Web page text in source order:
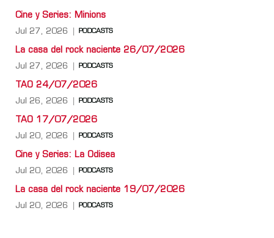
Cine y Series: Minions
Jul 27, 2026 PODCASTS
La casa del rock naciente 26/07/2026
Jul 27, 2026 PODCASTS
TAO 24/07/2026
Jul 26, 2026 PODCASTS
TAO 17/07/2026
Jul 20, 2026 PODCASTS
Cine y Series: La Odisea
Jul 20, 2026 PODCASTS
La casa del rock naciente 19/07/2026
Jul 20, 2026 PODCASTS